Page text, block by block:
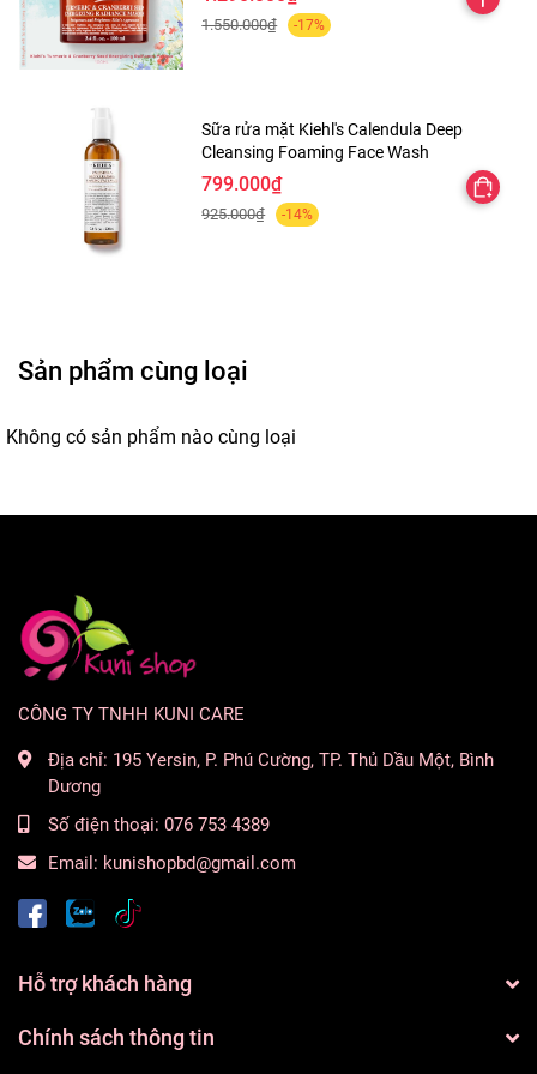
Thành phần:
- Chứa tới 5000mg Collagen type 1,2 và 3 và 18 loại acid
amin và vitamin C.
1.550.000₫ -17%
Sữa rửa mặt Kiehl's Calendula Deep
Cleansing Foaming Face Wash
799.000₫
925.000₫ -14%
Sản phẩm cùng loại
Không có sản phẩm nào cùng loại
CÔNG TY TNHH KUNI CARE
Địa chỉ: 195 Yersin, P. Phú Cường, TP. Thủ Dầu Một, Bình
Dương
Số điện thoại: 076 753 4389
Email: kunishopbd@gmail.com
Hỗ trợ khách hàng
Chính sách thông tin